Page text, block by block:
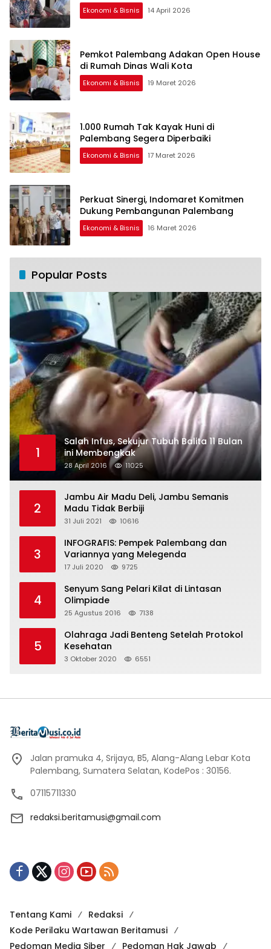
Ekonomi & Bisnis 14 April 2026
Pemkot Palembang Adakan Open House
di Rumah Dinas Wali Kota
Ekonomi & Bisnis 19 Maret 2026
1.000 Rumah Tak Kayak Huni di
Palembang Segera Diperbaiki
Ekonomi & Bisnis 17 Maret 2026
Perkuat Sinergi, Indomaret Komitmen
Dukung Pembangunan Palembang
Ekonomi & Bisnis 16 Maret 2026
Popular Posts
1
Salah Infus, Sekujur Tubuh Balita 11 Bulan
ini Membengkak
28 April 2016 11025
2
Jambu Air Madu Deli, Jambu Semanis
Madu Tidak Berbiji
31 Juli 2021 10616
3
INFOGRAFIS: Pempek Palembang dan
Variannya yang Melegenda
17 Juli 2020 9725
4
Senyum Sang Pelari Kilat di Lintasan
Olimpiade
25 Agustus 2016 7138
5
Olahraga Jadi Benteng Setelah Protokol
Kesehatan
3 Oktober 2020 6551
Jalan pramuka 4, Srijaya, B5, Alang-Alang Lebar Kota
Palembang, Sumatera Selatan, KodePos : 30156.
07115711330
redaksi.beritamusi@gmail.com
Tentang Kami
Redaksi
Kode Perilaku Wartawan Beritamusi
Pedoman Media Siber
Pedoman Hak Jawab